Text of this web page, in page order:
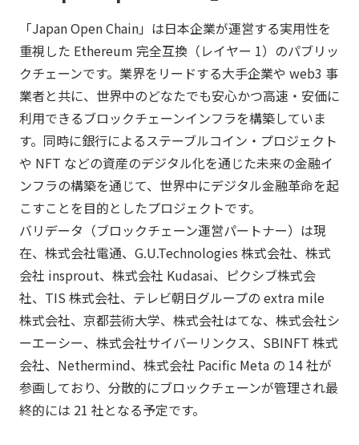
「Japan Open Chain」は日本企業が運営する実用性を
重視した Ethereum 完全互換（レイヤー 1）のパブリッ
クチェーンです。業界をリードする大手企業や web3 事
業者と共に、世界中のどなたでも安心かつ高速・安価に
利用できるブロックチェーンインフラを構築していま
す。同時に銀行によるステーブルコイン・プロジェクト
や NFT などの資産のデジタル化を通じた未来の金融イ
ンフラの構築を通じて、世界中にデジタル金融革命を起
こすことを目的としたプロジェクトです。
バリデータ（ブロックチェーン運営パートナー）は現
在、株式会社電通、G.U.Technologies 株式会社、株式
会社 insprout、株式会社 Kudasai、ピクシブ株式会
社、TIS 株式会社、テレビ朝日グループの extra mile
株式会社、京都芸術大学、株式会社はてな、株式会社シ
ーエーシー、株式会社サイバーリンクス、SBINFT 株式
会社、Nethermind、株式会社 Pacific Meta の 14 社が
参画しており、分散的にブロックチェーンが管理され最
終的には 21 社となる予定です。